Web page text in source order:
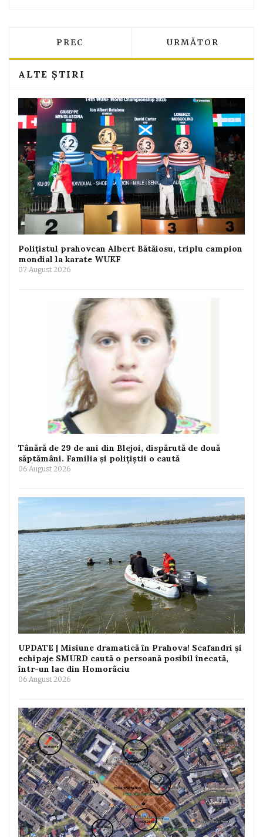
ARTICOL PRECEDENT: O MAȘINĂ S-A
PREC ARTICOLUL
URMĂTOR
ALTE ȘTIRI
Polițistul prahovean Albert Bătăiosu, triplu campion
mondial la karate WUKF
07 August 2026
Tânără de 29 de ani din Blejoi, dispărută de două
săptămâni. Familia și polițiștii o caută
06 August 2026
UPDATE | Misiune dramatică în Prahova! Scafandri și
echipaje SMURD caută o persoană posibil înecată,
într-un lac din Homorâciu
06 August 2026